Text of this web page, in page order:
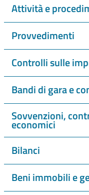
Attività e
Provvedimenti
Controlli sulle
Bandi di gara e
Sovvenzioni,
economici
Bilanci
Beni immobili e